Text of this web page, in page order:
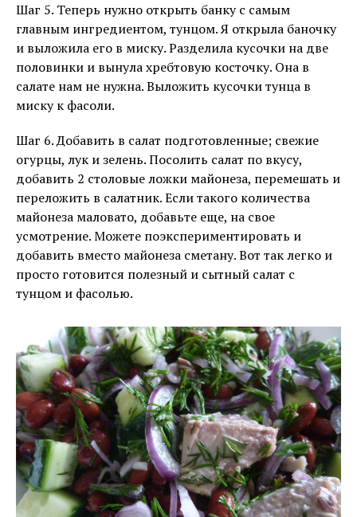
Шаг 5. Теперь нужно открыть банку с самым
главным ингредиентом, тунцом. Я открыла баночку
и выложила его в миску. Разделила кусочки на две
половинки и вынула хребтовую косточку. Она в
салате нам не нужна. Выложить кусочки тунца в
миску к фасоли.
Шаг 6. Добавить в салат подготовленные; свежие
огурцы, лук и зелень. Посолить салат по вкусу,
добавить 2 столовые ложки майонеза, перемешать и
переложить в салатник. Если такого количества
майонеза маловато, добавьте еще, на свое
усмотрение. Можете поэкспериментировать и
добавить вместо майонеза сметану. Вот так легко и
просто готовится полезный и сытный салат с
тунцом и фасолью.